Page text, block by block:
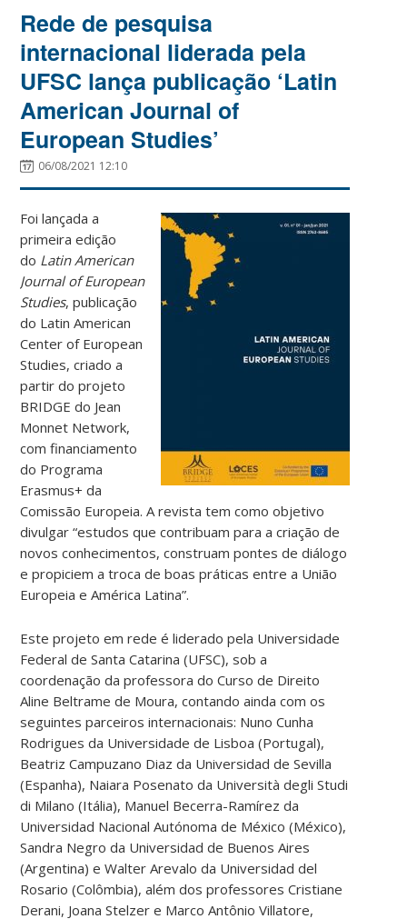
Rede de pesquisa
internacional liderada pela
UFSC lança publicação ‘Latin
American Journal of
European Studies’
06/08/2021 12:10
Foi lançada a
primeira edição
do Latin American
Journal of European
Studies, publicação
do Latin American
Center of European
Studies, criado a
partir do projeto
BRIDGE do Jean
Monnet Network,
com financiamento
do Programa
Erasmus+ da
Comissão Europeia. A revista tem como objetivo
divulgar “estudos que contribuam para a criação de
novos conhecimentos, construam pontes de diálogo
e propiciem a troca de boas práticas entre a União
Europeia e América Latina”.
Este projeto em rede é liderado pela Universidade
Federal de Santa Catarina (UFSC), sob a
coordenação da professora do Curso de Direito
Aline Beltrame de Moura, contando ainda com os
seguintes parceiros internacionais: Nuno Cunha
Rodrigues da Universidade de Lisboa (Portugal),
Beatriz Campuzano Diaz da Universidad de Sevilla
(Espanha), Naiara Posenato da Università degli Studi
di Milano (Itália), Manuel Becerra-Ramírez da
Universidad Nacional Autónoma de México (México),
Sandra Negro da Universidad de Buenos Aires
(Argentina) e Walter Arevalo da Universidad del
Rosario (Colômbia), além dos professores Cristiane
Derani, Joana Stelzer e Marco Antônio Villatore,